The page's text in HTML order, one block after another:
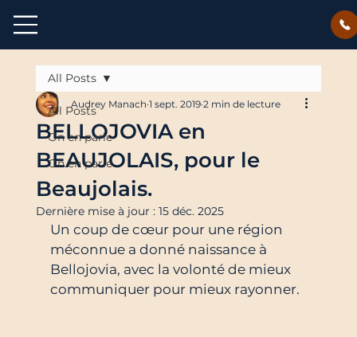
All Posts
On en parle
On en parle
All Posts
BELLOJOVIA en
BEAUJOLAIS, pour le
Beaujolais.
Audrey Manach 1 sept. 2019 2 min de lecture
Dernière mise à jour : 15 déc. 2025
Un coup de cœur pour une région
méconnue a donné naissance à
Bellojovia, avec la volonté de mieux
communiquer pour mieux rayonner.